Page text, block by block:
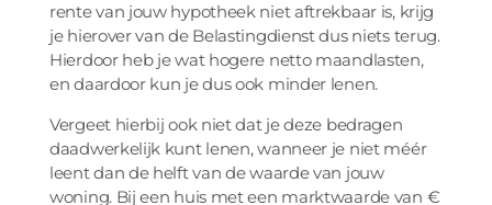
rente van jouw hypotheek niet aftrekbaar is, krijg
je hierover van de Belastingdienst dus niets terug.
Hierdoor heb je wat hogere netto maandlasten,
en daardoor kun je dus ook minder lenen.
Vergeet hierbij ook niet dat je deze bedragen
daadwerkelijk kunt lenen, wanneer je niet méér
leent dan de helft van de waarde van jouw
woning. Bij een huis met een marktwaarde van €